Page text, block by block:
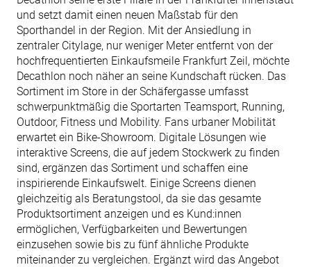
und setzt damit einen neuen Maßstab für den
Sporthandel in der Region. Mit der Ansiedlung in
zentraler Citylage, nur weniger Meter entfernt von der
hochfrequentierten Einkaufsmeile Frankfurt Zeil, möchte
Decathlon noch näher an seine Kundschaft rücken. Das
Sortiment im Store in der Schäfergasse umfasst
schwerpunktmäßig die Sportarten Teamsport, Running,
Outdoor, Fitness und Mobility. Fans urbaner Mobilität
erwartet ein Bike-Showroom. Digitale Lösungen wie
interaktive Screens, die auf jedem Stockwerk zu finden
sind, ergänzen das Sortiment und schaffen eine
inspirierende Einkaufswelt. Einige Screens dienen
gleichzeitig als Beratungstool, da sie das gesamte
Produktsortiment anzeigen und es Kund:innen
ermöglichen, Verfügbarkeiten und Bewertungen
einzusehen sowie bis zu fünf ähnliche Produkte
miteinander zu vergleichen. Ergänzt wird das Angebot